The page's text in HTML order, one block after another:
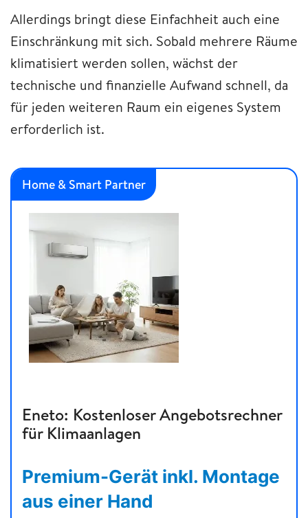
Allerdings bringt diese Einfachheit auch eine
Einschränkung mit sich. Sobald mehrere Räume
klimatisiert werden sollen, wächst der
technische und finanzielle Aufwand schnell, da
für jeden weiteren Raum ein eigenes System
erforderlich ist.
Home & Smart Partner
Eneto: Kostenloser Angebotsrechner
für Klimaanlagen
Premium-Gerät inkl. Montage
aus einer Hand